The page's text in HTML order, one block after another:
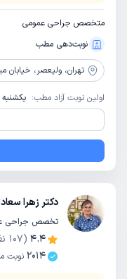
متخصص جراحی عمومی
نوبت‌دهی مطب
تهران، ولیعصر، خیابان میرداماد، زیر پل
اولین نوبت آزاد مطب: یکشنبه 18 مرداد
دکتر زهرا
تخصص جراحی
4.4
(
107
2014 نوبت